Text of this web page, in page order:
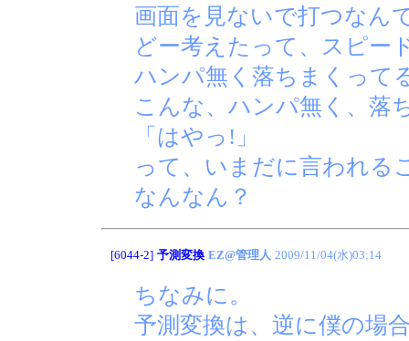
画面を見ないで打つなん
どー考えたって、スピー
ハンパ無く落ちまくって
こんな、ハンパ無く、落
「はやっ!」
って、いまだに言われ
なんなん？
[6044-2] 予測変換 EZ@管理人 2009/11/04(水)03:14
ちなみに。
予測変換は、逆に僕の場